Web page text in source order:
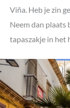
Viña. Heb je zin
Neem dan plaats
tapaszakje in het